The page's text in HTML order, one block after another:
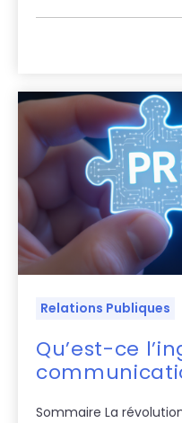
Relations Publiques
Qu’est-ce
Sommaire La